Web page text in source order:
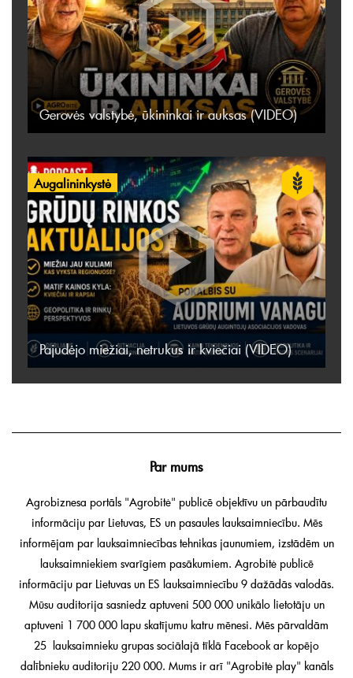
Gerovės valstybė, ūkininkai ir auksas (VIDEO)
Augalininkystė
Pajudėjo miežiai, netrukus ir kviečiai (VIDEO)
Par mums
Agrobiznesa portāls "Agrobitė" publicē objektīvu un pārbaudītu
informāciju par Lietuvas, ES un pasaules lauksaimniecību. Mēs
informējam par lauksaimniecības tehnikas jaunumiem, izstādēm un
lauksaimniekiem svarīgiem pasākumiem. Agrobitė publicē
informāciju par Lietuvas un ES lauksaimniecību 9 dažādās valodās.
Mūsu auditorija sasniedz aptuveni 500 000 unikālo lietotāju un
aptuveni 1 700 000 lapu skatījumu katru mēnesi. Mēs pārvaldām
25 lauksaimnieku grupas sociālajā tīklā Facebook ar kopējo
dalībnieku auditoriju 220 000. Mums ir arī "Agrobitė play" kanāls